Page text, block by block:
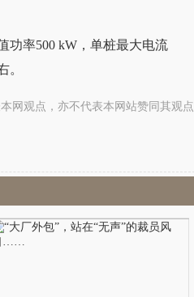
功率500 kW，单桩最大电流
。
网观点，亦不代表本网站赞同其观点